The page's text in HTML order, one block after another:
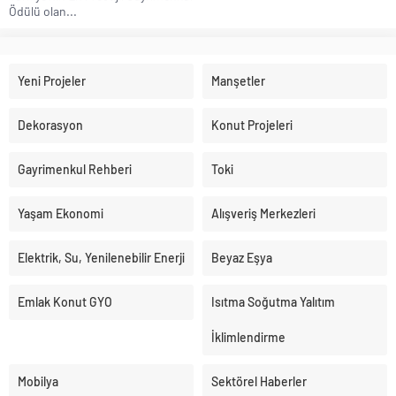
Ödülü olan...
Yeni Projeler Manşetler
Dekorasyon Konut Projeleri
Gayrimenkul Rehberi Toki
Yaşam Ekonomi Alışveriş Merkezleri
Elektrik, Su, Yenilenebilir Enerji Beyaz Eşya
Emlak Konut GYO Isıtma Soğutma Yalıtım
İklimlendirme
Mobilya Sektörel Haberler